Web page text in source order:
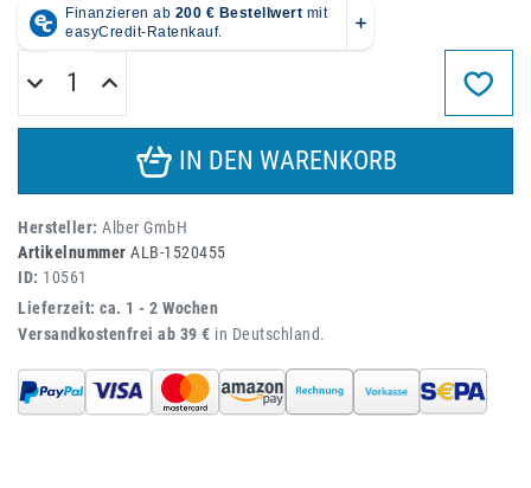
IN DEN WARENKORB
Hersteller: Alber GmbH
Artikelnummer ALB-1520455
ID: 10561
Lieferzeit: ca. 1 - 2 Wochen
Versandkostenfrei ab 39 € in Deutschland.